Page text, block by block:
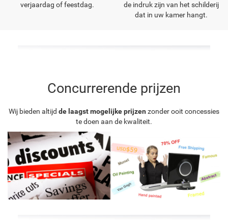
verjaardag of feestdag.
de indruk zijn van het schilderij
dat in uw kamer hangt.
Concurrerende prijzen
Wij bieden altijd de laagst mogelijke prijzen zonder ooit concessies
te doen aan de kwaliteit.